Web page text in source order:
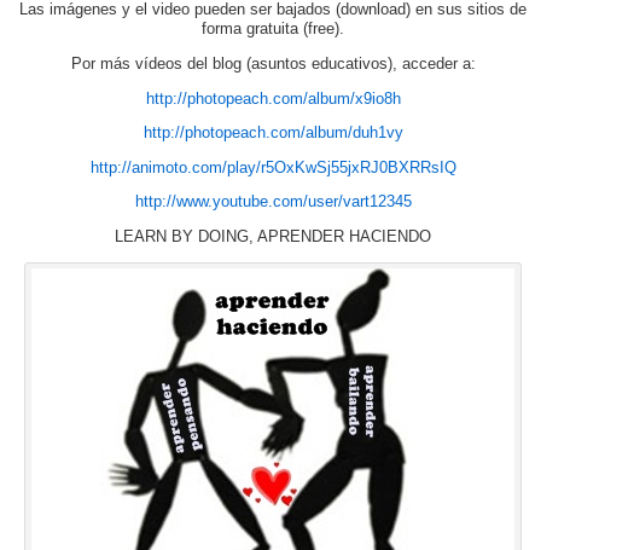
Las imágenes y el video pueden ser bajados (download) en sus sitios de
forma gratuita (free).
Por más vídeos del blog (asuntos educativos), acceder a:
http://photopeach.com/album/x9io8h
http://photopeach.com/album/duh1vy
http://animoto.com/play/r5OxKwSj55jxRJ0BXRRsIQ
http://www.youtube.com/user/vart12345
LEARN BY DOING, APRENDER HACIENDO